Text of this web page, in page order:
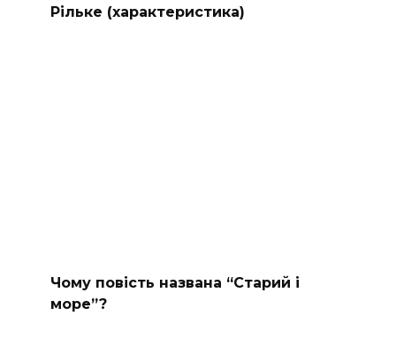
Рільке (характеристика)
Чому повість названа “Старий і
море”?